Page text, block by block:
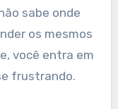
sabe onde
os mesmos
você entra em
frustrando.